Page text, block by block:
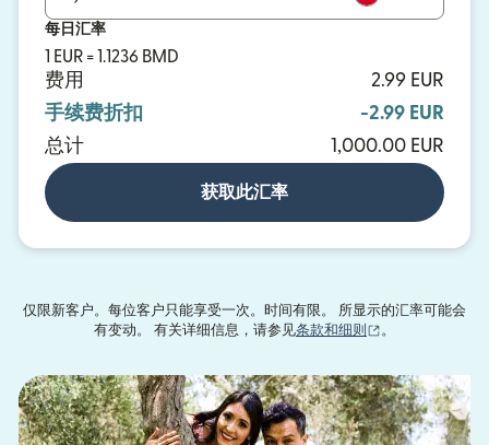
每日汇率
1 EUR = 1.1236 BMD
费用
2.99 EUR
手续费折扣
-2.99 EUR
总计
1,000.00 EUR
获取此汇率
仅限新客户。每位客户只能享受一次。时间有限。 所显示的汇率可能会
有变动。 有关详细信息，请参见条款和细则 。